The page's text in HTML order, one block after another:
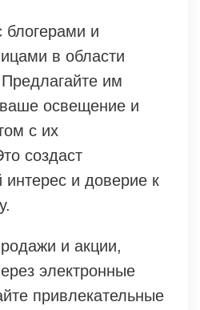
блогерами и
в области
им
ваше освещение и
с их
создаст
и доверие к
и акции,
электронные
привлекательные